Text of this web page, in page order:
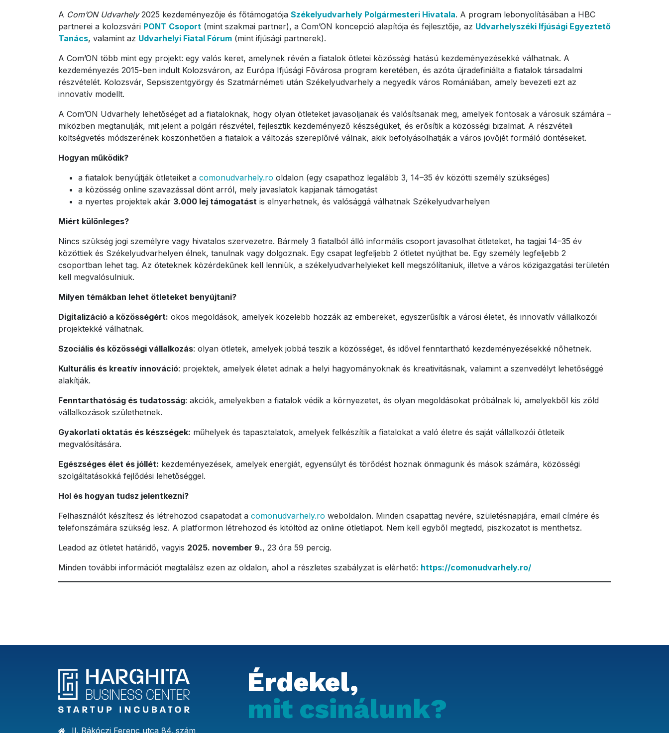
A Com’ON Udvarhely2025 kezdeményezője és főtámogatója Székelyudvarhely Polgármesteri Hivatala. A program lebonyolításában a HBC
partnerei a kolozsvári PONT Csoport (mint szakmai partner), a Com’ON koncepció alapítója és fejlesztője, az Udvarhelyszéki Ifjúsági Egyeztető
Tanács, valamint az Udvarhelyi Fiatal Fórum (mint ifjúsági partnerek).
A Com’ON több mint egy projekt: egy valós keret, amelynek révén a fiatalok ötletei közösségi hatású kezdeményezésekké válhatnak. A
kezdeményezés 2015-ben indult Kolozsváron, az Európa Ifjúsági Fővárosa program keretében, és azóta újradefiniálta a fiatalok társadalmi
részvételét. Kolozsvár, Sepsiszentgyörgy és Szatmárnémeti után Székelyudvarhely a negyedik város Romániában, amely bevezeti ezt az
innovatív modellt.
A Com’ON Udvarhely lehetőséget ad a fiataloknak, hogy olyan ötleteket javasoljanak és valósítsanak meg, amelyek fontosak a városuk számára –
miközben megtanulják, mit jelent a polgári részvétel, fejlesztik kezdeményező készségüket, és erősítik a közösségi bizalmat. A részvételi
költségvetés módszerének köszönhetően a fiatalok a változás szereplőivé válnak, akik befolyásolhatják a város jövőjét formáló döntéseket.
Hogyan működik?
a fiatalok benyújtják ötleteiket a comonudvarhely.ro oldalon (egy csapathoz legalább 3, 14–35 év közötti személy szükséges)
a közösség online szavazással dönt arról, mely javaslatok kapjanak támogatást
a nyertes projektek akár 3.000 lej támogatást is elnyerhetnek, és valósággá válhatnak Székelyudvarhelyen
Miért különleges?
Nincs szükség jogi személyre vagy hivatalos szervezetre. Bármely 3 fiatalból álló informális csoport javasolhat ötleteket, ha tagjai 14–35 év
közöttiek és Székelyudvarhelyen élnek, tanulnak vagy dolgoznak. Egy csapat legfeljebb 2 ötletet nyújthat be. Egy személy legfeljebb 2
csoportban lehet tag. Az öteteknek közérdekűnek kell lenniük, a székelyudvarhelyieket kell megszólítaniuk, illetve a város közigazgatási területén
kell megvalósulniuk.
Milyen témákban lehet ötleteket benyújtani?
Digitalizáció a közösségért: okos megoldások, amelyek közelebb hozzák az embereket, egyszerűsítik a városi életet, és innovatív vállalkozói
projektekké válhatnak.
Szociális és közösségi vállalkozás: olyan ötletek, amelyek jobbá teszik a közösséget, és idővel fenntartható kezdeményezésekké nőhetnek.
Kulturális és kreatív innováció: projektek, amelyek életet adnak a helyi hagyományoknak és kreativitásnak, valamint a szenvedélyt lehetőséggé
alakítják.
Fenntarthatóság és tudatosság: akciók, amelyekben a fiatalok védik a környezetet, és olyan megoldásokat próbálnak ki, amelyekből kis zöld
vállalkozások születhetnek.
Gyakorlati oktatás és készségek: műhelyek és tapasztalatok, amelyek felkészítik a fiatalokat a való életre és saját vállalkozói ötleteik
megvalósítására.
Egészséges élet és jóllét: kezdeményezések, amelyek energiát, egyensúlyt és törődést hoznak önmagunk és mások számára, közösségi
szolgáltatásokká fejlődési lehetőséggel.
Hol és hogyan tudsz jelentkezni?
Felhasználót készítesz és létrehozod csapatodat a comonudvarhely.ro weboldalon. Minden csapattag nevére, születésnapjára, email címére és
telefonszámára szükség lesz. A platformon létrehozod és kitöltöd az online ötletlapot. Nem kell egyből megtedd, piszkozatot is menthetsz.
Leadod az ötletet határidő, vagyis 2025. november 9., 23 óra 59 percig.
Minden további információt megtalálsz ezen az oldalon, ahol a részletes szabályzat is elérhető: https://comonudvarhely.ro/
II. Rákóczi Ferenc utca 84. szám
Érdekel,
mit csinálunk?